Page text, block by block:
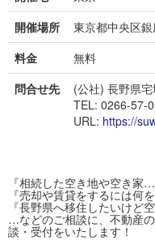
開催場所
東京都中央区
料金
無料
問合せ先
(公社) 長野県
TEL: 0266-57-
URL: https://
『相続した空き地や空き家
『売却や賃貸をするには何
『長野県へ移住したいけど
…などのご相談に、不動産
談・受付をいたします！